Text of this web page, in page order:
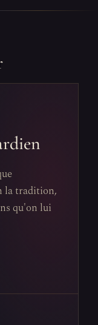
la tradition,
qu'on lui